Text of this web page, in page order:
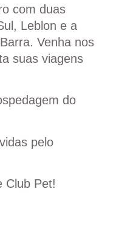
com duas
Leblon e a
Venha nos
suas viagens
do
pelo
Club Pet!